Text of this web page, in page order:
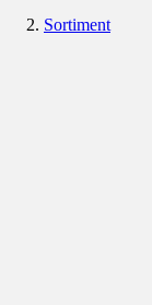
Sortiment